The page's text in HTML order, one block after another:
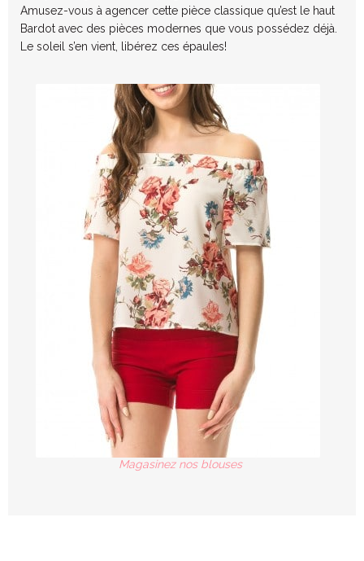
Amusez-vous à agencer cette pièce classique qu’est le haut
Bardot avec des pièces modernes que vous possédez déjà.
Le soleil s’en vient, libérez ces épaules!
Magasinez nos blouses